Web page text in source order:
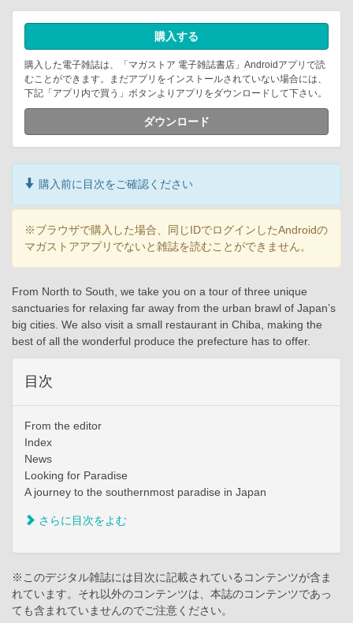
購入する
購入した電子雑誌は、「マガストア 電子雑誌書店」Androidアプリで読
むことができます。まだアプリをインストールされていない場合には、
下記「アプリ内で買う」ボタンよりアプリをダウンロードして下さい。
ダウンロード
購入前に目次をご確認ください
※ブラウザで購入した場合、同じIDでログインしたAndroidの
マガストアアプリでないと雑誌を読むことができません。
From North to South, we take you on a tour of three unique
sanctuaries for relaxing far away from the urban brawl of Japan’s
big cities. We also visit a small restaurant in Chiba, making the
best of all the wonderful produce the prefecture has to offer.
目次
From the editor
Index
News
Looking for Paradise
A journey to the southernmost paradise in Japan
さらに目次をよむ
※このデジタル雑誌には目次に記載されているコンテンツが含ま
れています。それ以外のコンテンツは、本誌のコンテンツであっ
ても含まれていませんのでご注意ください。